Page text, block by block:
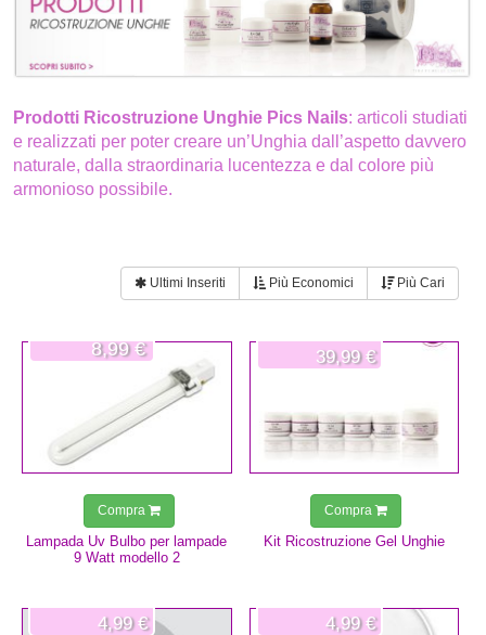
Prodotti Ricostruzione Unghie Pics Nails: articoli studiati
e realizzati per poter creare un’Unghia dall’aspetto davvero
naturale, dalla straordinaria lucentezza e dal colore più
armonioso possibile.
Ultimi Inseriti Più Economici Più Cari
Lampada Uv Bulbo per lampade
9 Watt modello 2
8,99 €
Compra
Kit Ricostruzione Gel Unghie
39,99 €
Compra
4,99 € 4,99 €